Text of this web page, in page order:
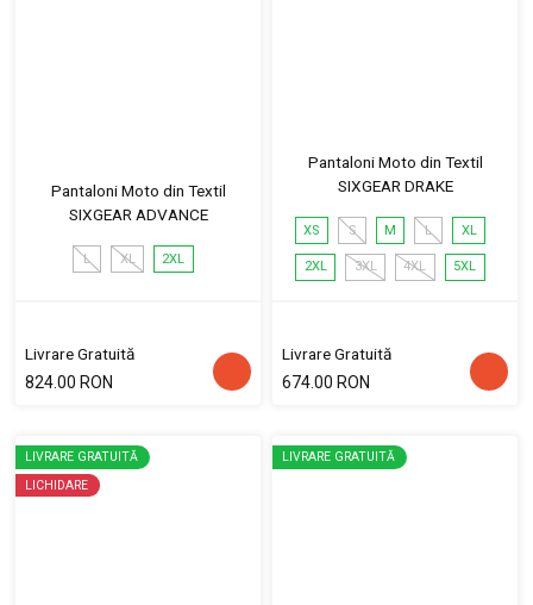
Pantaloni Moto din Textil
SIXGEAR ADVANCE
L XL 2XL
Livrare Gratuită
824.00 RON
Pantaloni Moto din Textil
SIXGEAR DRAKE
XS S M L XL
2XL 3XL 4XL 5XL
Livrare Gratuită
674.00 RON
LIVRARE GRATUITĂ
LICHIDARE
LIVRARE GRATUITĂ